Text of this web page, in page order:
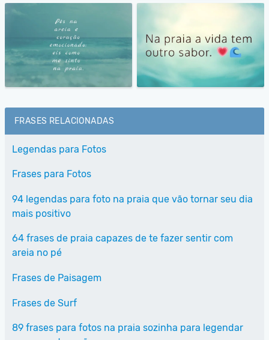
FRASES RELACIONADAS
Legendas para Fotos
Frases para Fotos
94 legendas para foto na praia que vão tornar seu dia
mais positivo
64 frases de praia capazes de te fazer sentir com
areia no pé
Frases de Paisagem
Frases de Surf
89 frases para fotos na praia sozinha para legendar